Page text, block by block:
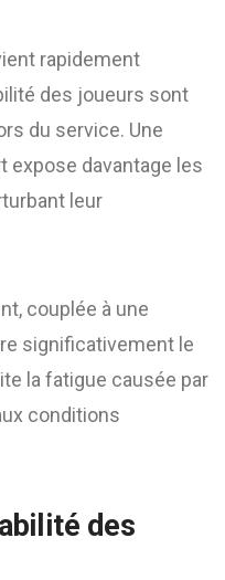
rapidement
des joueurs sont
du service. Une
expose davantage les
leur
couplée à une
significativement le
la fatigue causée par
conditions
des